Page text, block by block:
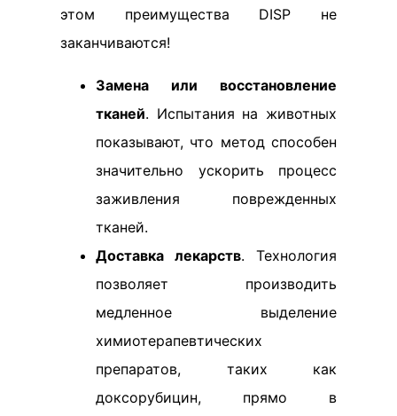
этом преимущества DISP не
заканчиваются!
Замена или восстановление
тканей. Испытания на животных
показывают, что метод способен
значительно ускорить процесс
заживления поврежденных
тканей.
Доставка лекарств. Технология
позволяет производить
медленное выделение
химиотерапевтических
препаратов, таких как
доксорубицин, прямо в